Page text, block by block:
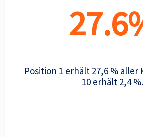
Position 1 erhält 27,6 % aller
10 erhält 2,4 %.
27.6